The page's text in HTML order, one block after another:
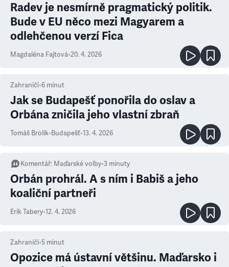
Radev je nesmírně pragmatický politik.
Bude v EU něco mezi Magyarem a
odlehčenou verzí Fica
Magdaléna Fajtová•20. 4. 2026
Zahraničí•6 minut
Jak se Budapešť ponořila do oslav a
Orbána zničila jeho vlastní zbraň
Tomáš Brolík•Budapešť•13. 4. 2026
Komentář: Maďarské volby•3 minuty
Orbán prohrál. A s ním i Babiš a jeho
koaliční partneři
Erik Tabery•12. 4. 2026
Zahraničí•5 minut
Opozice má ústavní většinu. Maďarsko i